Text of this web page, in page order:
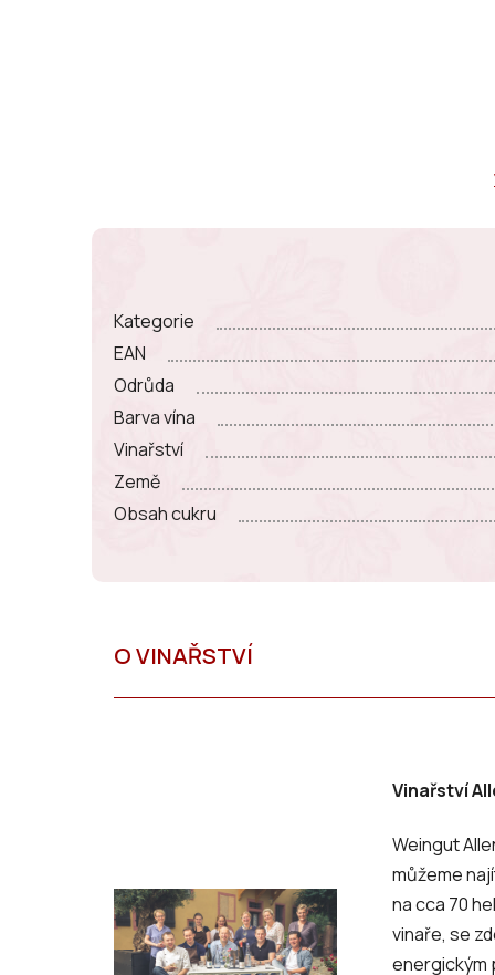
Kategorie
EAN
Odrůda
Barva vína
Vinařství
Země
Obsah cukru
Vinařství
Weingut
můžeme
na cca 70
vinaře, se
energickým